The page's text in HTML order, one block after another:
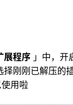
展程序 」中，开
择刚刚已解压的